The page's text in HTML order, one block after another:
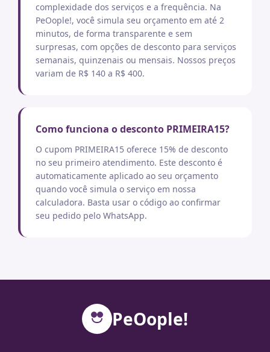
complexidade dos serviços e a frequência. Na
PeOople!, você simula seu orçamento em até 2
minutos, de forma transparente e sem
surpresas, com opções de desconto para serviços
semanais, quinzenais ou mensais. Nossos preços
variam de R$ 140 a R$ 400.
Como funciona o desconto PRIMEIRA15?
O cupom PRIMEIRA15 oferece 15% de desconto
no seu primeiro atendimento. Este desconto é
automaticamente aplicado ao seu orçamento
quando você simula o serviço em nossa
calculadora. Basta usar o código ao confirmar
seu pedido pelo WhatsApp.
PeOople!